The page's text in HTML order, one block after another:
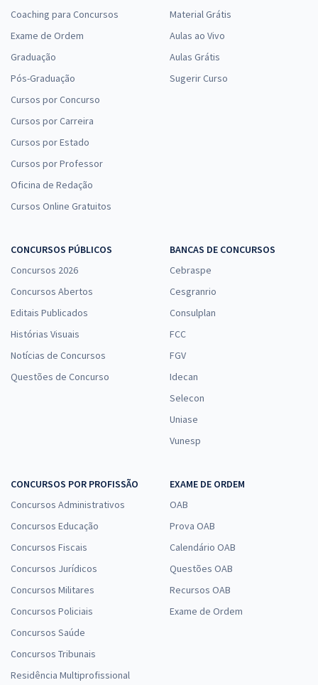
Coaching para Concursos
Exame de Ordem
Graduação
Pós-Graduação
Cursos por Concurso
Cursos por Carreira
Cursos por Estado
Cursos por Professor
Oficina de Redação
Cursos Online Gratuitos
Material Grátis
Aulas ao Vivo
Aulas Grátis
Sugerir Curso
CONCURSOS PÚBLICOS
Concursos 2026
Concursos Abertos
Editais Publicados
Histórias Visuais
Notícias de Concursos
Questões de Concurso
BANCAS DE CONCURSOS
Cebraspe
Cesgranrio
Consulplan
FCC
FGV
Idecan
Selecon
Uniase
Vunesp
CONCURSOS POR PROFISSÃO
Concursos Administrativos
Concursos Educação
Concursos Fiscais
Concursos Jurídicos
Concursos Militares
Concursos Policiais
Concursos Saúde
Concursos Tribunais
Residência Multiprofissional
EXAME DE ORDEM
OAB
Prova OAB
Calendário OAB
Questões OAB
Recursos OAB
Exame de Ordem